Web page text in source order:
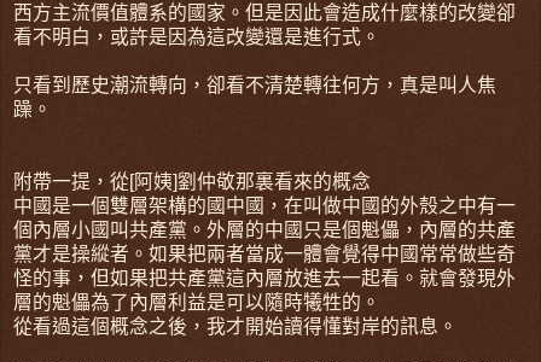
西方主流價值體系的國家。但是因此會造成什麼樣的改變卻
看不明白，或許是因為這改變還是進行式。
只看到歷史潮流轉向，卻看不清楚轉往何方，真是叫人焦
躁。
附帶一提，從[阿姨]劉仲敬那裏看來的概念
中國是一個雙層架構的國中國，在叫做中國的外殼之中有一
個內層小國叫共產黨。外層的中國只是個魁儡，內層的共產
黨才是操縱者。如果把兩者當成一體會覺得中國常常做些奇
怪的事，但如果把共產黨這內層放進去一起看。就會發現外
層的魁儡為了內層利益是可以隨時犧牲的。
從看過這個概念之後，我才開始讀得懂對岸的訊息。